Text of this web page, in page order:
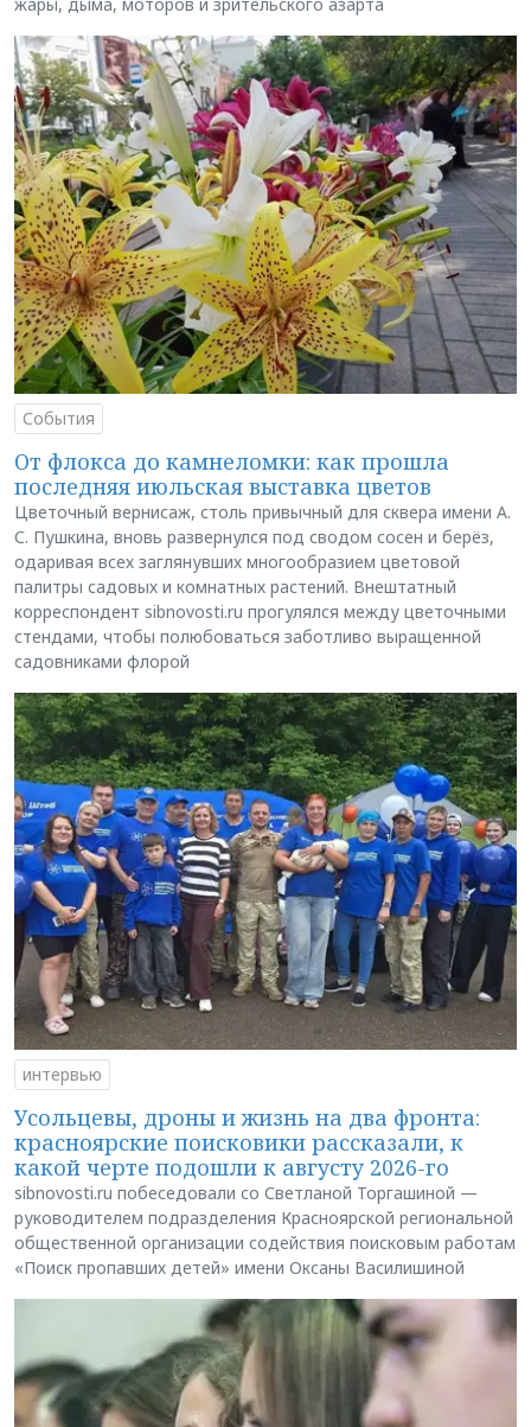
События
От флокса до камнеломки: как прошла
последняя июльская выставка цветов
Цветочный вернисаж, столь привычный для сквера имени А.
С. Пушкина, вновь развернулся под сводом сосен и берёз,
одаривая всех заглянувших многообразием цветовой
палитры садовых и комнатных растений. Внештатный
корреспондент sibnovosti.ru прогулялся между цветочными
стендами, чтобы полюбоваться заботливо выращенной
садовниками флорой
интервью
Усольцевы, дроны и жизнь на два фронта:
красноярские поисковики рассказали, к
какой черте подошли к августу 2026-го
sibnovosti.ru побеседовали со Светланой Торгашиной —
руководителем подразделения Красноярской региональной
общественной организации содействия поисковым работам
«Поиск пропавших детей» имени Оксаны Василишиной